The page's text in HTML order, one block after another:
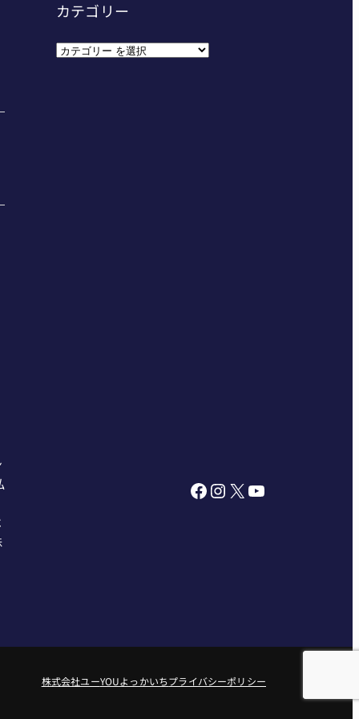
カテゴリー
カ
Facebook InstagramX YouTube
株式会社ユーYOUよっかいちプライバシーポリシー